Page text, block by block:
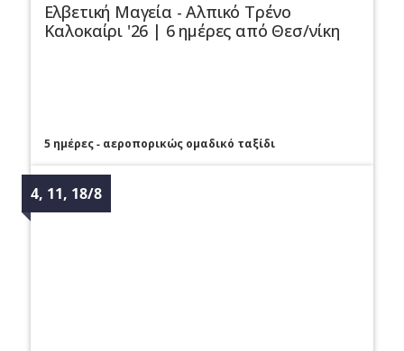
Ελβετική Μαγεία - Αλπικό Τρένο
Καλοκαίρι '26 | 6 ημέρες από Θεσ/νίκη
5 ημέρες - αεροπορικώς ομαδικό ταξίδι
4, 11, 18/8